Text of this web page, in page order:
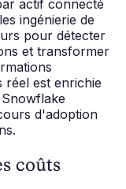
actif connecté
ingénierie de
pour détecter
et transformer
réel est enrichie
d'adoption
coûts